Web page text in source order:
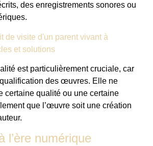
des enregistrements sonores ou
de visite d'un parent vivant à
et solutions
est particulièrement cruciale, car
des œuvres. Elle ne
certaine qualité ou une certaine
que l’œuvre soit une création
l’ère numérique